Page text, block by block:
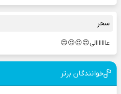
سحر
عااااااالی😍😍😍😍
خوانندگان برتر